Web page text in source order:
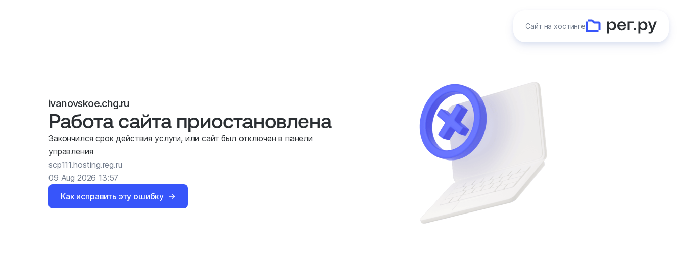
Сайт на хостинге
ivanovskoe.chg.ru
Работа сайта приостановлена
Закончился срок действия услуги, или сайт был отключен в панели
управления
scp111.hosting.reg.ru
09 Aug 2026 13:57
Как исправить эту ошибку